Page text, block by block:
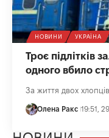
НОВИНИ УКРАЇНА
Троє підлітків
одного вбило
За життя двох
Олена Ракс 19:51,